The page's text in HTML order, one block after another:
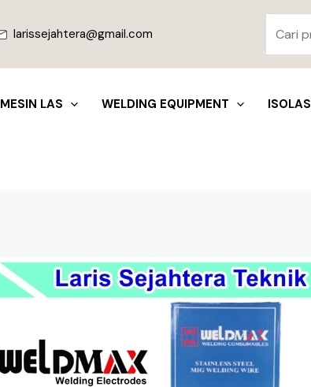
larissejahtera@gmail.com
untuk:
MESIN LAS WELDING EQUIPMENT